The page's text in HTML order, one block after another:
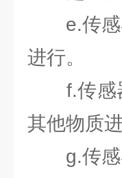
e.传感
进行。
f.传感器
其他物质
g.传感